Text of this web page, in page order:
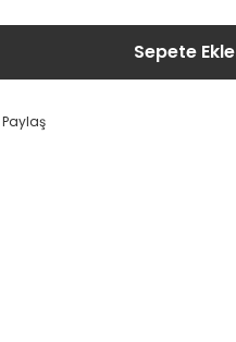
Sepete Ekle
Paylaş